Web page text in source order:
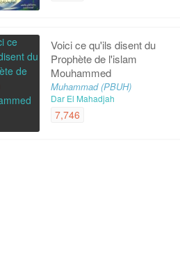
Voici ce qu'ils disent du
Prophète de l'islam
Mouhammed
Muhammad (PBUH)
Dar El Mahadjah
7,746